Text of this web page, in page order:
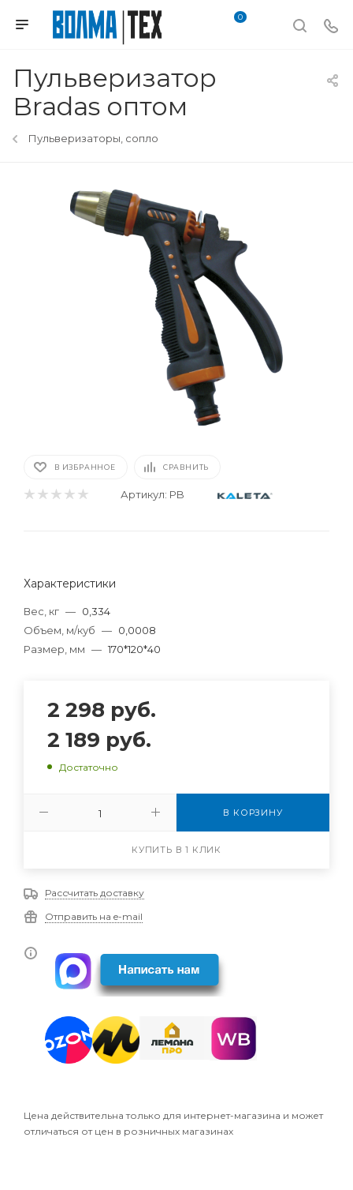
0
Пульверизатор
Bradas оптом
Пульверизаторы, сопло
В ИЗБРАННОЕ СРАВНИТЬ
Артикул: PB
Характеристики
Вес, кг — 0,334
Объем, м/куб — 0,0008
Размер, мм — 170*120*40
2 298 руб.
2 189 руб.
Достаточно
В КОРЗИНУ
КУПИТЬ В 1 КЛИК
Рассчитать доставку
Отправить на e-mail
Цена действительна только для интернет-магазина и может
отличаться от цен в розничных магазинах